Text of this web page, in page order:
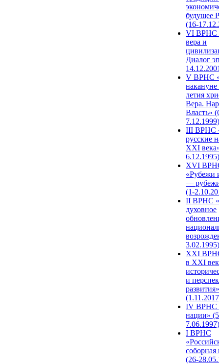
будущее
(16-
VI ВРНС
вера и
Диалог
V ВРНС
накануне
летия
Вера.
Власть»
7.12.1999)
III ВРНС
русские
XXI
6.12.1995)
XVI
«Рубежи
—
(1-
II ВРНС
духовное
3.02.1995)
XХI
в XXI
и
развития»
IV ВРНС
нации»
7.06.1997)
I ВРНС
(26-